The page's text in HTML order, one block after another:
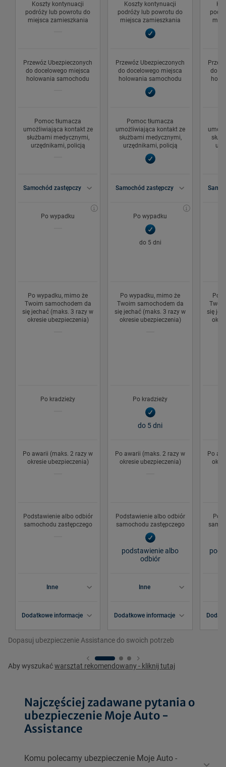
Dopasuj ubezpieczenie Assistance do swoich potrzeb
Koszty kontynuacji
podróży lub powrotu do
miejsca zamieszkania
Koszty kontynuacji
podróży lub powrotu do
miejsca zamieszkania
Przewóz Ubezpieczonych
do docelowego miejsca
holowania samochodu
Przewóz Ubezpieczonych
do docelowego miejsca
holowania samochodu
do
Pomoc tłumacza
umożliwiająca kontakt ze
służbami medycznymi,
urzędnikami, policją
Pomoc tłumacza
umożliwiająca kontakt ze
służbami medycznymi,
urzędnikami, policją
Samochód zastępczy Samochód zastępczy
Po wypadku Po wypadku
do 5 dni
Po wypadku, mimo że
Twoim samochodem da
się jechać (maks. 3 razy w
okresie ubezpieczenia)
Po wypadku, mimo że
Twoim samochodem da
się jechać (maks. 3 razy w
okresie ubezpieczenia)
Po
się
Po kradzieży Po kradzieży
do 5 dni
Po awarii (maks. 2 razy w
okresie ubezpieczenia)
Po awarii (maks. 2 razy w
okresie ubezpieczenia)
Po
Podstawienie albo odbiór
samochodu zastępczego
Podstawienie albo odbiór
samochodu zastępczego
podstawienie albo
odbiór
Inne Inne
Dodatkowe informacje Dodatkowe informacje
Aby wyszukaćwarsztat rekomendowany - kliknij tutaj
Najczęściej zadawane pytania o
ubezpieczenie Moje Auto -
Assistance
Komu polecamy ubezpieczenie Moje Auto -